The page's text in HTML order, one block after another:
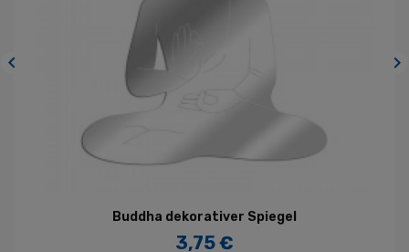

Buddha dekorativer Spiegel
3,75 €
